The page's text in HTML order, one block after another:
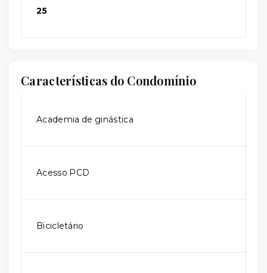
25
Características do Condomínio
Academia de ginástica
Acesso PCD
Bicicletário